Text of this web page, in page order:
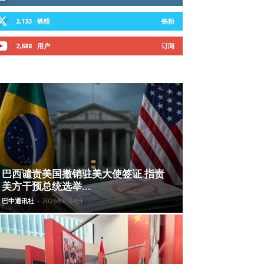
2,133 铁粉 铁粉
2,688 用户 订阅
巴西谴责美国撤销驻美大使签证 指责
美方干预总统选举...
巴中通讯社 - 2026年8月4日